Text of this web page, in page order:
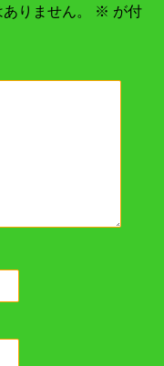
りません。 ※ が付